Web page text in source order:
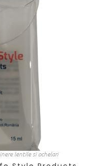
lentile si ochelari